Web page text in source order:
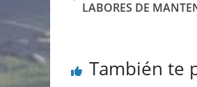
LABORES DE
También te